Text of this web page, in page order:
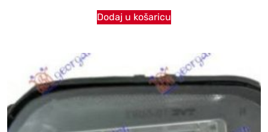
Dodaj u košaricu